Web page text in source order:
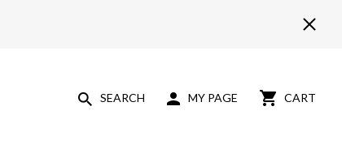
SEARCH MY PAGE CART